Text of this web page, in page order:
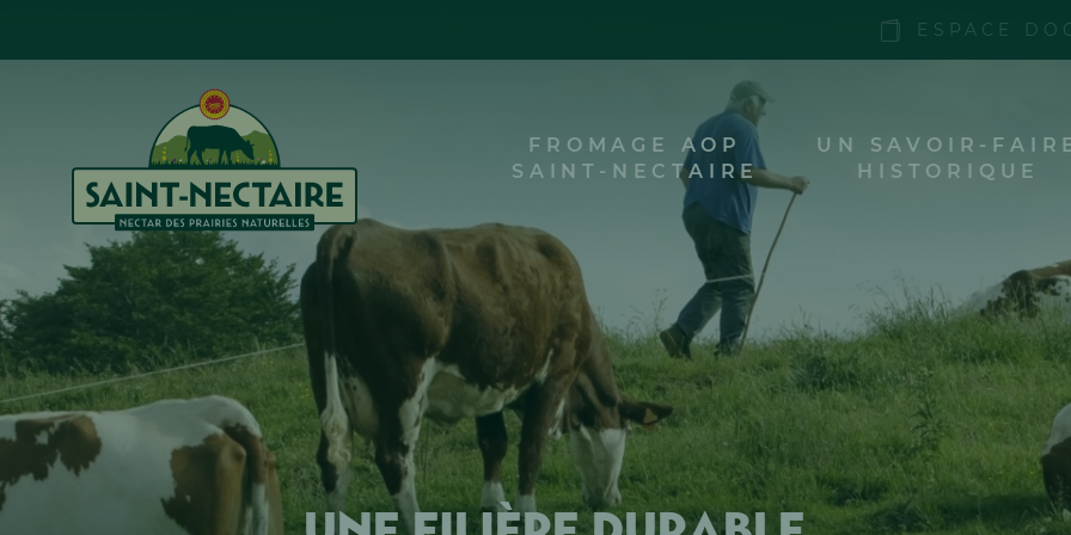
ESPACE
FROMAGE AOP
SAINT-NECTAIRE
UN SAVOIR-
HISTORIQUE